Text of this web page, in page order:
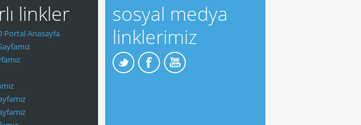
linkler
Portal Anasayfa
sosyal medya
linklerimiz